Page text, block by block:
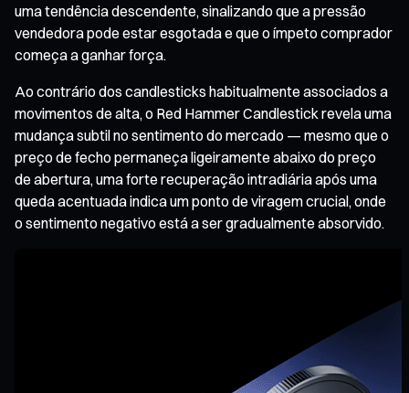
uma tendência descendente, sinalizando que a pressão
vendedora pode estar esgotada e que o ímpeto comprador
começa a ganhar força.
Ao contrário dos candlesticks habitualmente associados a
movimentos de alta, o Red Hammer Candlestick revela uma
mudança subtil no sentimento do mercado — mesmo que o
preço de fecho permaneça ligeiramente abaixo do preço
de abertura, uma forte recuperação intradiária após uma
queda acentuada indica um ponto de viragem crucial, onde
o sentimento negativo está a ser gradualmente absorvido.